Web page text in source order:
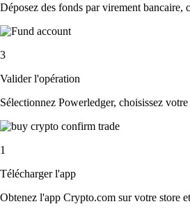
Déposez des fonds par virement
3
Valider l'opération
Sélectionnez Powerledger, choisissez
1
Télécharger l'app
Obtenez l'app Crypto.com sur votre store